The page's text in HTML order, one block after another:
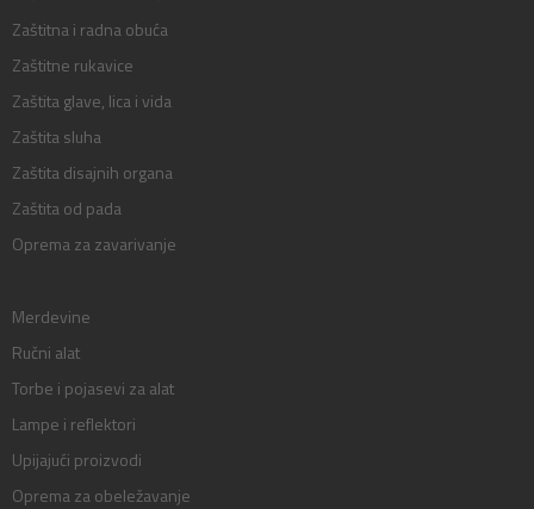
Zaštitna i radna obuća
Zaštitne rukavice
Zaštita glave, lica i vida
Zaštita sluha
Zaštita disajnih organa
Zaštita od pada
Oprema za zavarivanje
Merdevine
Ručni alat
Torbe i pojasevi za alat
Lampe i reflektori
Upijajući proizvodi
Oprema za obeležavanje